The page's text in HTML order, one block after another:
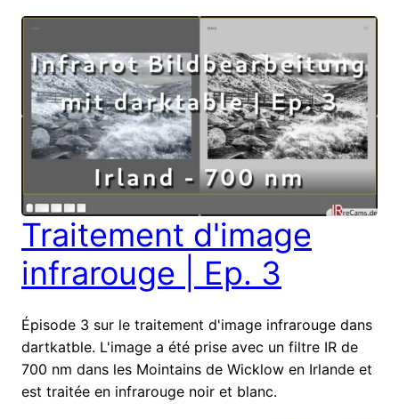
Traitement d'image
infrarouge | Ep. 3
Épisode 3 sur le traitement d'image infrarouge dans
dartkatble. L'image a été prise avec un filtre IR de
700 nm dans les Mointains de Wicklow en Irlande et
est traitée en infrarouge noir et blanc.